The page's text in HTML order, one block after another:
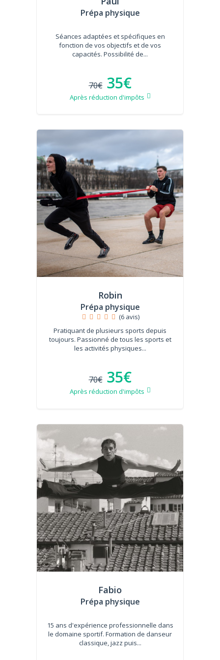
Prépa physique
Séances adaptées et spécifiques en
fonction de vos objectifs et de vos
capacités. Possibilité de...
70€ 35€
Après réduction d'impôts
Robin
Prépa physique
(6 avis)
Pratiquant de plusieurs sports depuis
toujours. Passionné de tous les sports et
les activités physiques...
70€ 35€
Après réduction d'impôts
Fabio
Prépa physique
15 ans d'expérience professionnelle dans
le domaine sportif. Formation de danseur
classique, jazz puis...